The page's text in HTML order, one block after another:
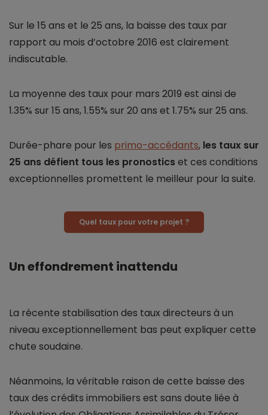
Sur le 15 ans et le 25 ans, la baisse des taux par
rapport au mois d’octobre 2016 est clairement
indiscutable.
La moyenne des taux pour mars 2019 est ainsi de
1.35% sur 15 ans, 1.55% sur 20 ans et 1.75% sur 25 ans.
Durée-phare pour les primo-accédants, les taux sur
25 ans défient tous les pronosticset ces conditions
exceptionnelles promettent le meilleur pour la suite.
Quel taux pour votre projet ?
Un effondrement inattendu
La récente stabilisation des taux directeurs à un
niveau exceptionnellement bas peut expliquer cette
chute soudaine.
Néanmoins, la véritable raison de cette baisse des
taux des crédits immobiliers est sans doute liée à